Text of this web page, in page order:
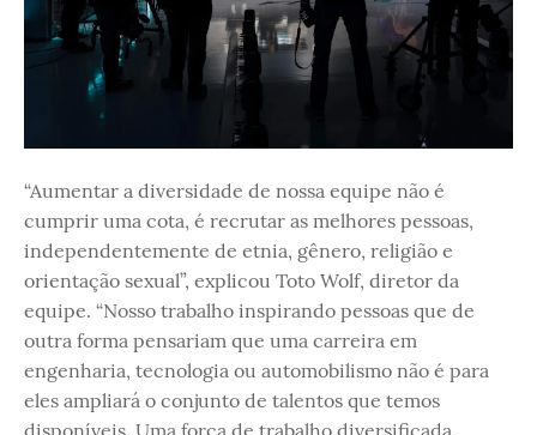
“Aumentar a diversidade de nossa equipe não é
cumprir uma cota, é recrutar as melhores pessoas,
independentemente de etnia, gênero, religião e
orientação sexual”, explicou Toto Wolf, diretor da
equipe. “Nosso trabalho inspirando pessoas que de
outra forma pensariam que uma carreira em
engenharia, tecnologia ou automobilismo não é para
eles ampliará o conjunto de talentos que temos
disponíveis. Uma força de trabalho diversificada